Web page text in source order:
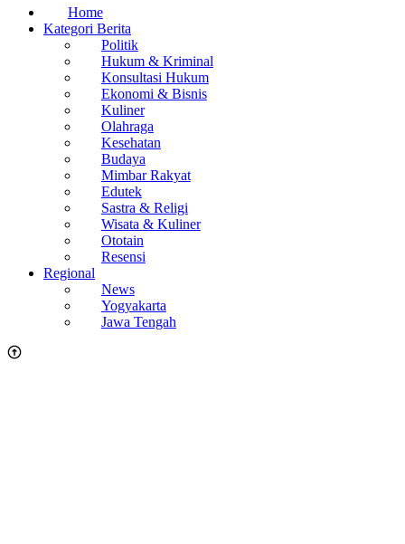
Home
Kategori Berita
Politik
Hukum & Kriminal
Konsultasi Hukum
Ekonomi & Bisnis
Kuliner
Olahraga
Kesehatan
Budaya
Mimbar Rakyat
Edutek
Sastra & Religi
Wisata & Kuliner
Ototain
Resensi
Regional
News
Yogyakarta
Jawa Tengah